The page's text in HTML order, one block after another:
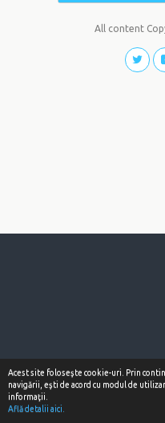
All content
Acest site foloseşte cookie-uri. Prin
navigării, eşti de acord cu modul de
informaţii.
Află detalii aici.